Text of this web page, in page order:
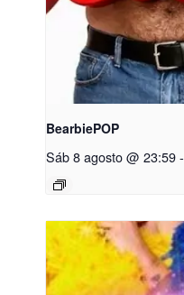
BearbiePOP
Sáb 8 agosto @ 23:59-